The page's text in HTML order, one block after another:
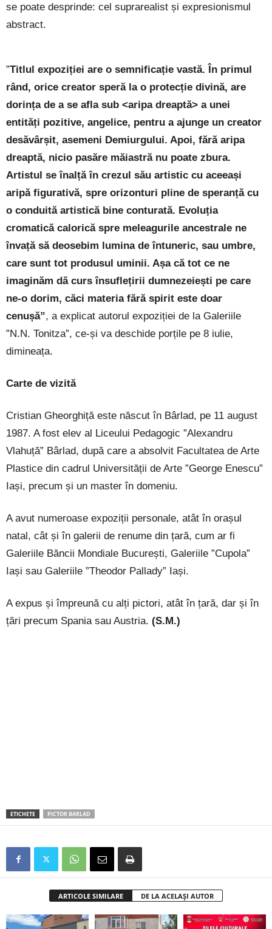
se poate desprinde: cel suprarealist și expresionismul
abstract.
”Titlul expoziției are o semnificație vastă. În primul
rând, orice creator speră la o protecție divină, are
dorința de a se afla sub <aripa dreaptă> a unei
entități pozitive, angelice, pentru a ajunge un creator
desăvârșit, asemeni Demiurgului. Apoi, fără aripa
dreaptă, nicio pasăre măiastră nu poate zbura.
Artistul se înalță în crezul său artistic cu aceeași
aripă figurativă, spre orizonturi pline de speranță cu
o conduită artistică bine conturată. Evoluția
cromatică calorică spre meleagurile ancestrale ne
învață să deosebim lumina de întuneric, sau umbre,
care sunt tot produsul uminii. Așa că tot ce ne
imaginăm dă curs însuflețirii dumnezeiești pe care
ne-o dorim, căci materia fără spirit este doar
cenușă”, a explicat autorul expoziției de la Galeriile
”N.N. Tonitza”, ce-și va deschide porțile pe 8 iulie,
dimineața.
Carte de vizită
Cristian Gheorghiță este născut în Bârlad, pe 11 august
1987. A fost elev al Liceului Pedagogic ”Alexandru
Vlahuță” Bârlad, după care a absolvit Facultatea de Arte
Plastice din cadrul Universității de Arte ”George Enescu”
Iași, precum și un master în domeniu.
A avut numeroase expoziții personale, atât în orașul
natal, cât și în galerii de renume din țară, cum ar fi
Galeriile Băncii Mondiale București, Galeriile ”Cupola”
Iași sau Galeriile ”Theodor Pallady” Iași.
A expus și împreună cu alți pictori, atât în țară, dar și în
țări precum Spania sau Austria. (S.M.)
ETICHETE PICTOR BARLAD
ARTICOLE SIMILARE DE LA ACELAȘI AUTOR